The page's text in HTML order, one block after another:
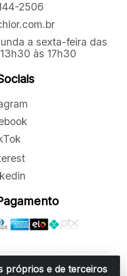
próprios e de terceiros
2506
a sexta-feira das
às 17h30
LTDA - R: Rua